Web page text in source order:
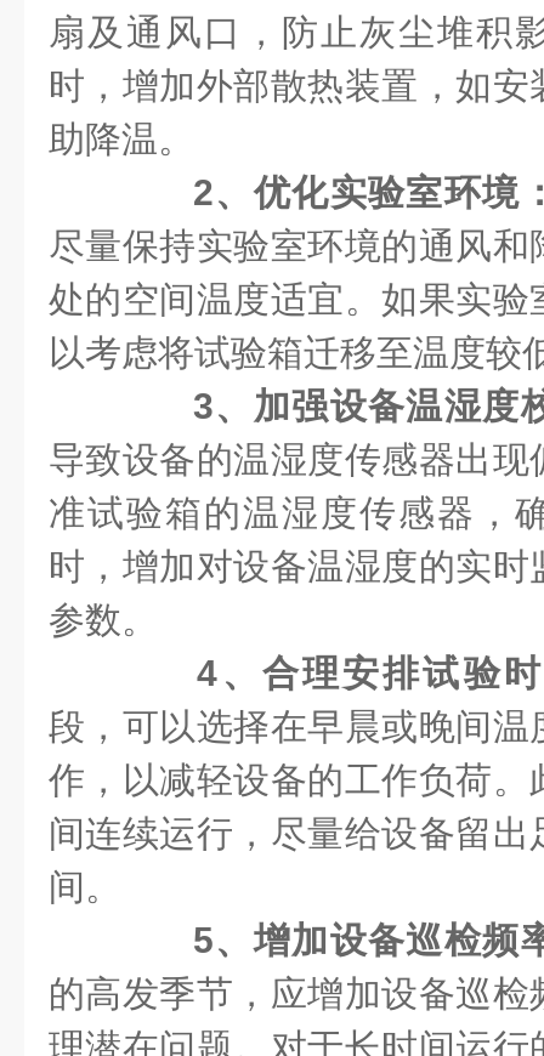
扇及通风口，防止灰尘堆积
时，增加外部散热装置，如
助降温。
2、优化实验室环境
尽量保持实验室环境的通风
处的空间温度适宜。如果实
以考虑将试验箱迁移至温度较
3、加强设备温湿度
导致设备的温湿度传感器出
准试验箱的温湿度传感器，
时，增加对设备温湿度的实
参数。
4、合理安排试验
段，可以选择在早晨或晚间
作，以减轻设备的工作负荷
间连续运行，尽量给设备留
间。
5、增加设备巡检频
的高发季节，应增加设备巡
理潜在问题。对于长时间运